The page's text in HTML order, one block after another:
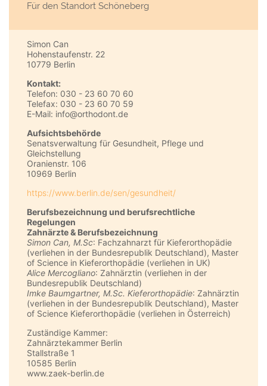
Für den Standort Schöneberg
Simon Can
Hohenstaufenstr. 22
10779 Berlin
Kontakt:
Telefon: 030 - 23 60 70 60
Telefax: 030 - 23 60 70 59
E-Mail: info@orthodont.de
Aufsichtsbehörde
Senatsverwaltung für Gesundheit, Pflege und
Gleichstellung
Oranienstr. 106
10969 Berlin
https://www.berlin.de/sen/gesundheit/
Berufsbezeichnung und berufsrechtliche
Regelungen
Zahnärzte & Berufsbezeichnung
Simon Can, M.Sc: Fachzahnarzt für Kieferorthopädie
(verliehen in der Bundesrepublik Deutschland), Master
of Science in Kieferorthopädie (verliehen in UK)
Alice Mercogliano: Zahnärztin (verliehen in der
Bundesrepublik Deutschland)
Imke Baumgartner, M.Sc. Kieferorthopädie: Zahnärztin
(verliehen in der Bundesrepublik Deutschland), Master
of Science Kieferorthopädie (verliehen in Österreich)
Zuständige Kammer:
Zahnärztekammer Berlin
Stallstraße 1
10585 Berlin
www.zaek-berlin.de